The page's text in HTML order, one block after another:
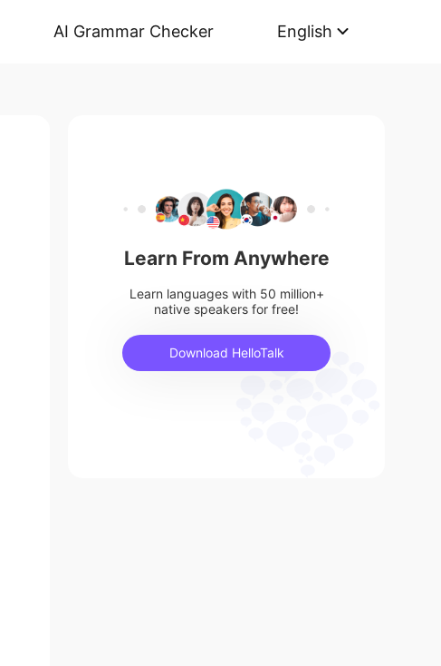
AI Grammar Checker English
Learn From Anywhere
Learn languages with 50 million+
native speakers for free!
Download HelloTalk